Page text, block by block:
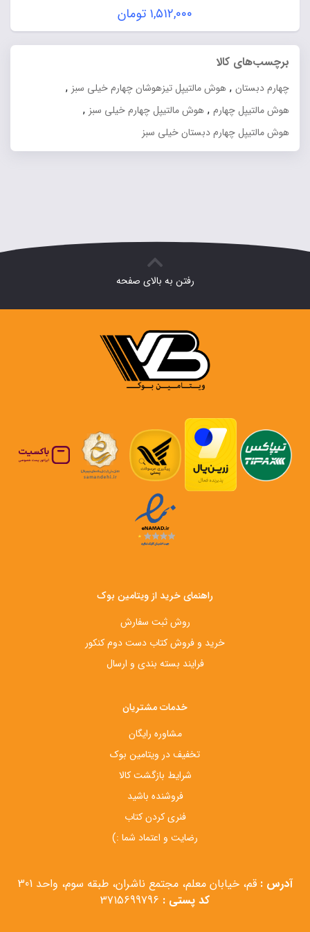
قیمت
اصلی:
۱,۸۹۰,۰۰۰ تومان
۱,۵۱۲,۰۰۰ تومان
قیمت
فعلی:
برچسب‌های کالا
چهارم دبستان , هوش مالتیپل تیزهوشان چهارم خیلی سبز ,
هوش مالتیپل چهارم , هوش مالتیپل چهارم خیلی سبز ,
هوش مالتیپل چهارم دبستان خیلی سبز
رفتن به بالای صفحه
راهنمای خرید از ویتامین بوک
روش ثبت سفارش
خرید و فروش کتاب دست‌ دوم کنکور
فرایند بسته بندی و ارسال
خدمات مشتریان
مشاوره رایگان
تخفیف در ویتامین بوک
شرایط بازگشت کالا
فروشنده باشید
فنری کردن کتاب
رضایت و اعتماد شما :)
آدرس : قم، خیابان معلم، مجتمع ناشران، طبقه سوم، واحد 301
کد پستی :